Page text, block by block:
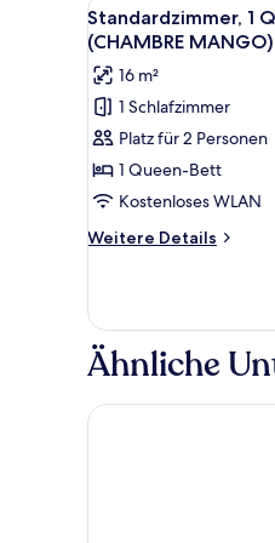
zum
Garten
hin
(SUITE
GRENADE)
Fotos
für
Standardzimmer,
Queen-
Bett,
Poolblick
(CHAMBRE
MANGO)
7
Standardzimmer, 1
(CHAMBRE MANGO)
16 m²
1 Schlafzimmer
Platz für 2 Personen
1 Queen-Bett
Kostenloses WLAN
Weitere Details
Weitere
1
Queen-
Bett,
(CHAMBRE
Ähnliche
Catalonia Reina